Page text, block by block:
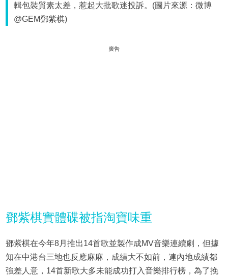
輯包裝質素太差，惹起大批歌迷投訴。(圖片來源：微博
@GEM鄧紫棋)
廣告
鄧紫棋實體碟被指淘寶味重
鄧紫棋在今年8月推出14首歌並製作成MV音樂連續劇，但據
知在中港台三地也反應麻麻，成績大不如前，連內地成績都
強差人意，14首新歌大多未能成功打入音樂排行榜，為了挽